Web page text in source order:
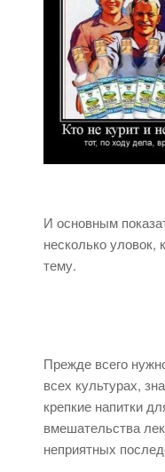
И основным
несколько уловок,
тему.
Прежде всего
всех культурах,
крепкие напитки
вмешательства
неприятных